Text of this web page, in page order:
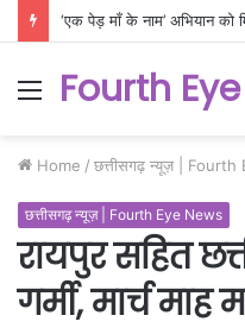
‘एक पेड़ माँ के नाम’ अभियान को
Menu
Fourth
Home / छत्तीसगढ़ न्यूज़ |
छत्तीसगढ़ न्यूज़ | Fourth Eye News
रायपुर सहित
गर्मी, मार्च